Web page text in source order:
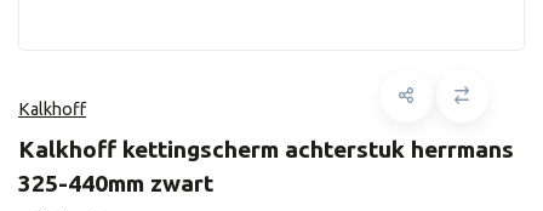
Kalkhoff
Kalkhoff kettingscherm achterstuk herrmans
325-440mm zwart